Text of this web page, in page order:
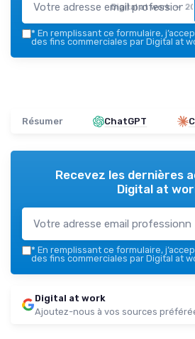
Digital at work —
* En remplissant ce formulaire,
des fins commerciales par Digital at
Résumer ChatGPT
Recevez les dernières
Digital at
* En remplissant ce formulaire,
des fins commerciales par Digital at
Digital at work
Ajoutez-nous à vos sources